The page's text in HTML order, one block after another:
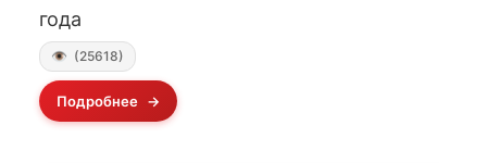
года
(25618)
Подробнее